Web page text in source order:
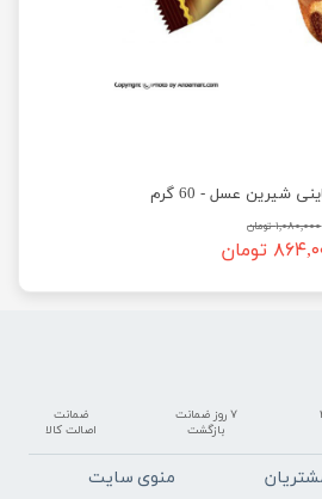
شیرین عسل - 60 گرم
۱,۰۸۰,۰۰۰ تومان
تومان
۷ روز ضمانت
بازگشت
ضمانت
اصالت کالا
منوی سایت